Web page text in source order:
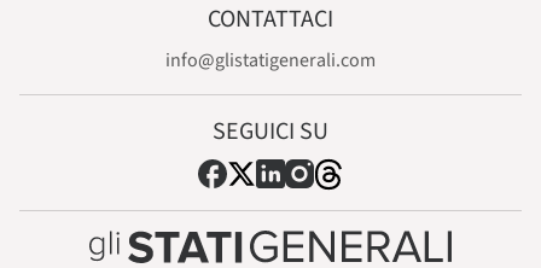
CONTATTACI
info@glistatigenerali.com
SEGUICI SU